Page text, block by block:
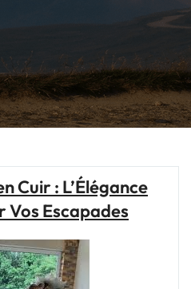
Cuir : L’Élégance
Escapades